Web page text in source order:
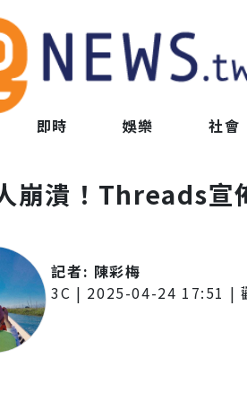
即時 娛樂 社會
崩潰！Threads
記者: 陳彩梅
3C | 2025-04-24 17:51 |